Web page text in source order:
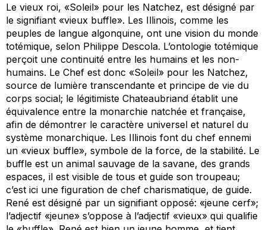
Le vieux roi, «Soleil» pour les Natchez, est désigné par
le signifiant «vieux buffle». Les Illinois, comme les
peuples de langue algonquine, ont une vision du monde
totémique, selon Philippe Descola. L’ontologie totémique
perçoit une continuité entre les humains et les non-
humains. Le Chef est donc «Soleil» pour les Natchez,
source de lumière transcendante et principe de vie du
corps social; le légitimiste Chateaubriand établit une
équivalence entre la monarchie natchée et française,
afin de démontrer le caractère universel et naturel du
système monarchique. Les Illinois font du chef ennemi
un «vieux buffle», symbole de la force, de la stabilité. Le
buffle est un animal sauvage de la savane, des grands
espaces, il est visible de tous et guide son troupeau;
c’est ici une figuration de chef charismatique, de guide.
René est désigné par un signifiant opposé: «jeune cerf»;
l’adjectif «jeune» s’oppose à l’adjectif «vieux» qui qualifie